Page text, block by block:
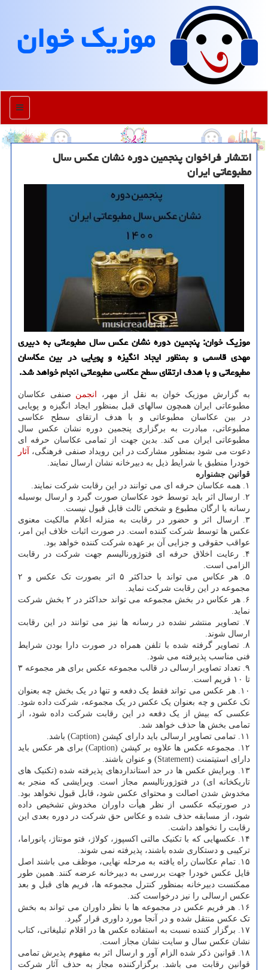
موزیك خوان
منو
انتشار فراخوان پنجمین دوره نشان عكس سال
مطبوعاتی ایران
موزیک خوان: پنجمین دوره نشان عکس سال مطبوعاتی به دبیری
مهدی قاسمی و بمنظور ایجاد انگیزه و پویایی در بین عکاسان
مطبوعاتی و با هدف ارتقای سطح عکاسی مطبوعاتی انجام خواهد شد.
به گزارش موزیک خوان به نقل از مهر، انجمن صنفی عکاسان
مطبوعاتی ایران همچون سالهای قبل بمنظور ایجاد انگیزه و پویایی
در بین عکاسان مطبوعاتی و با هدف ارتقای سطح عکاسی
مطبوعاتی، مبادرت به برگزاری پنجمین دوره نشان عکس سال
مطبوعاتی ایران می کند. بدین جهت از تمامی عکاسان حرفه ای
دعوت می شود بمنظور مشارکت در این رویداد صنفی فرهنگی، آثار
خودرا منطبق با شرایط ذیل به دبیرخانه نشان ارسال نمایند.
قوانین جشنواره
۱. همه عکاسان حرفه ای می توانند در این رقابت شرکت نمایند.
۲. ارسال اثر باید توسط خود عکاسان صورت گیرد و ارسال بوسیله
رسانه یا ارگان مطبوع و شخص ثالث قابل قبول نیست.
۳. ارسال اثر و حضور در رقابت به منزله اعلام مالکیت معنوی
عکس ها توسط شرکت کننده است. در صورت اثبات خلاف این امر،
عواقب حقوقی و جزایی آن بر عهده شرکت کننده خواهد بود.
۴. رعایت اخلاق حرفه ای فتوژورنالیسم جهت شرکت در رقابت
الزامی است.
۵. هر عکاس می تواند با حداکثر ۵ اثر بصورت تک عکس و ۲
مجموعه در این رقابت شرکت نماید.
۶. هر عکاس در بخش مجموعه می تواند حداکثر در ۲ بخش شرکت
نماید.
۷. تصاویر منتشر نشده در رسانه ها نیز می توانند در این رقابت
ارسال شوند.
۸. تصاویر گرفته شده با تلفن همراه در صورت دارا بودن شرایط
فنی مناسب پذیرفته می شود.
۹. تعداد تصاویر ارسالی در قالب مجموعه عکس برای هر مجموعه ۳
تا ۱۰ فریم است.
۱۰. هر عکس می تواند فقط یک دفعه و تنها در یک بخش چه بعنوان
تک عکس و چه بعنوان یک عکس در یک مجموعه، شرکت داده شود.
عکسی که بیش از یک دفعه در این رقابت شرکت داده شود، از
تمامی بخش ها حذف خواهد شد.
۱۱. تمامی تصاویر ارسالی باید دارای کپشن (Caption) باشد.
۱۲. مجموعه عکس ها علاوه بر کپشن (Caption) برای هر عکس باید
دارای استیتمنت (Statement) و عنوان باشند.
۱۳. ویرایش عکس ها در حد استانداردهای پذیرفته شده (تکنیک های
تاریکخانه ای) در فتوژورنالیسم مجاز است. ویرایشی که منجر به
مخدوش شدن اصالت و محتوای عکس شود، قابل قبول نخواهد بود.
در صورتیکه عکسی از نظر هیأت داوران مخدوش تشخیص داده
شود، از مسابقه حذف شده و عکاس حق شرکت در دوره بعدی این
رقابت را نخواهد داشت.
۱۴. عکسهایی که با تکنیک مالتی اکسپوز، کولاژ، فتو مونتاژ، پانوراما،
ترکیبی و دستکاری شده باشند، پذیرفته نمی شوند.
۱۵. تمام عکاسان راه یافته به مرحله نهایی، موظف می باشند اصل
فایل عکس خودرا جهت بررسی به دبیرخانه عرضه کنند. همین طور
ممکنست دبیرخانه بمنظور کنترل مجموعه ها، فریم های قبل و بعد
عکس ارسالی را نیز درخواست کند.
۱۶. هر فریم عکس در مجموعه ها با نظر داوران می تواند به بخش
تک عکس منتقل شده و در آنجا مورد داوری قرار گیرد.
۱۷. برگزار کننده نسبت به استفاده عکس ها در اقلام تبلیغاتی، کتاب
نشان عکس سال و سایت نشان مجاز است.
۱۸. قوانین ذکر شده الزام آور و ارسال اثر به مفهوم پذیرش تمامی
قوانین رقابت می باشد. برگزارکننده مجاز به حذف آثار شرکت